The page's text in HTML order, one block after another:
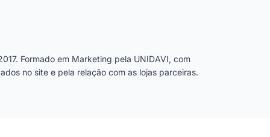
Formado em Marketing pela UNIDAVI, com
no site e pela relação com as lojas parceiras.